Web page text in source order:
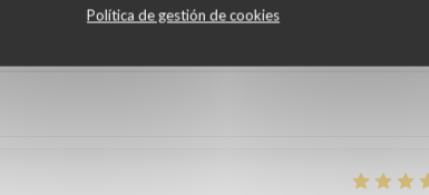
Política de gestión de cookies